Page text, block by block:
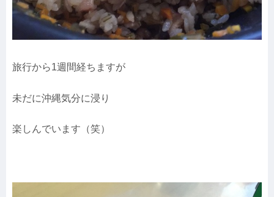
旅行から1週間経ちますが
未だに沖縄気分に浸り
楽しんでいます（笑）